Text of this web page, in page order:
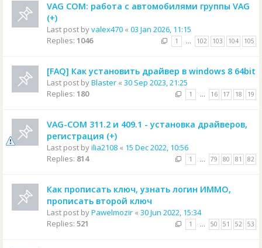
VAG COM: работа с автомобилями группы VAG
(+)
Last post byvalex470 « 03 Jan 2026, 11:15
Replies: 1046 1 … 102 103 104 105
[FAQ] Как установить драйвер в windows 8 64bit
Last post byBlaster « 30 Sep 2023, 21:25
Replies: 180 1 … 16 17 18 19
VAG-COM 311.2 и 409.1 - установка драйверов,
регистрация (+)
Last post byilia2108 « 15 Dec 2022, 10:56
Replies: 814 1 … 79 80 81 82
Как прописать ключ, узнать логин ИММО,
прописать второй ключ
Last post byPawelmozir « 30 Jun 2022, 15:34
Replies: 521 1 … 50 51 52 53